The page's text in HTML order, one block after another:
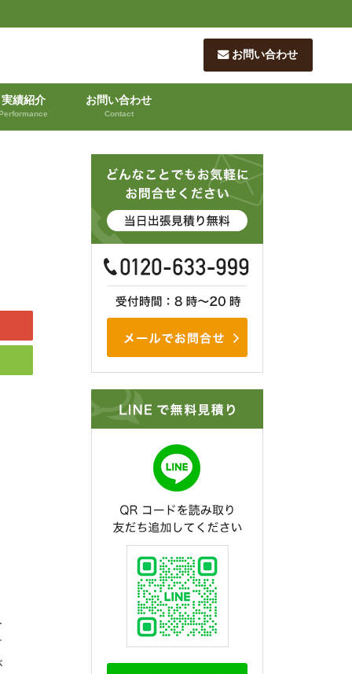
お問い合わせ
実績紹介 お問い合わせ
Contact